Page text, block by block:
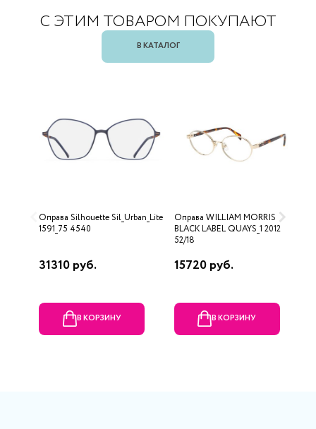
С ЭТИМ ТОВАРОМ ПОКУПАЮТ
В КАТАЛОГ
Оправа Silhouette Sil_Urban_Lite
1591_75 4540
31310 руб.
В КОРЗИНУ
Оправа WILLIAM MORRIS
BLACK LABEL QUAYS_1 2012
52/18
15720 руб.
В КОРЗИНУ